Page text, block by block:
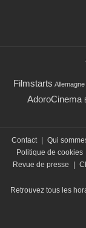
Filmstarts Allemagne
AdoroCinema
Contact Qui
Politique de cookies
Revue de presse
Retrouvez tous les